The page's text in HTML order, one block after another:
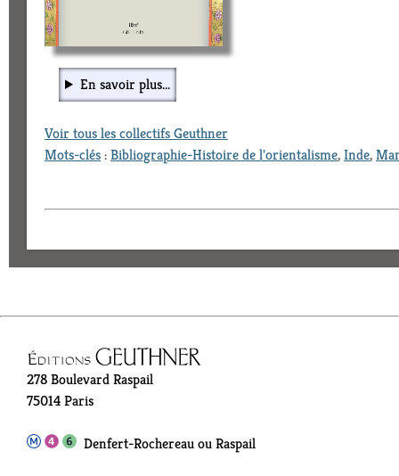
En savoir plus...
Voir tous les collectifs Geuthner
Mots-clés:Bibliographie-Histoire de l'orientalisme,Inde,
278 Boulevard Raspail
75014 Paris
Denfert-Rochereau ou Raspail